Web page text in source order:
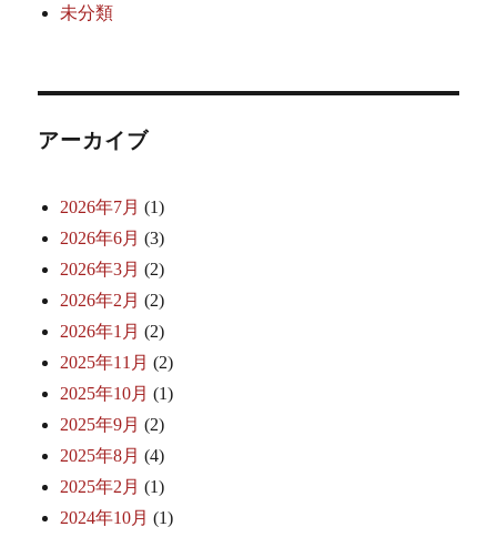
未分類
アーカイブ
2026年7月 (1)
2026年6月 (3)
2026年3月 (2)
2026年2月 (2)
2026年1月 (2)
2025年11月 (2)
2025年10月 (1)
2025年9月 (2)
2025年8月 (4)
2025年2月 (1)
2024年10月 (1)